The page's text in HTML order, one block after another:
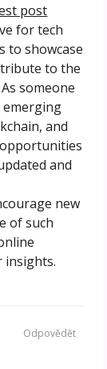
post
for tech
to showcase
to the
someone
emerging
and
and
new
of such
insights.
Odpovědět